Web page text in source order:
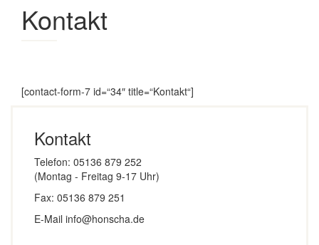
Kontakt
[contact-form-7 id=“34″ title=“Kontakt“]
Kontakt
Telefon: 05136 879 252
(Montag - Freitag 9-17 Uhr)
Fax: 05136 879 251
E-Mail info@honscha.de